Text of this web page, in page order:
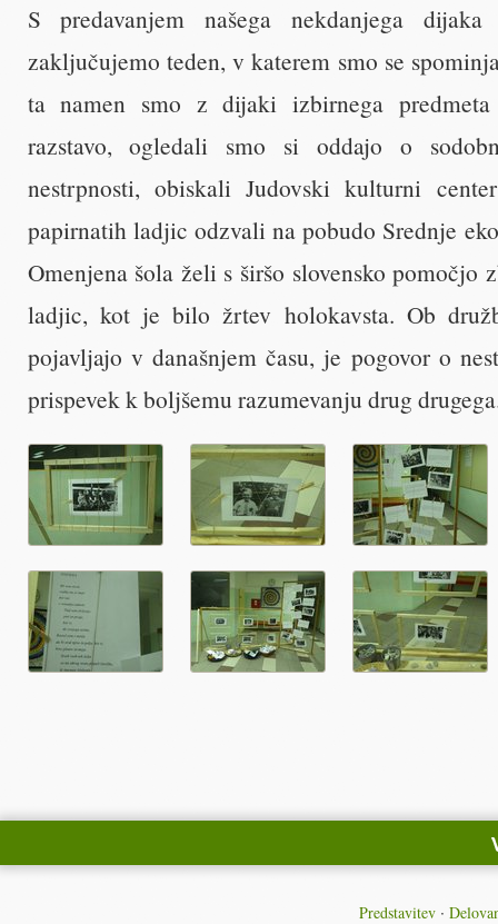
S predavanjem našega nekdanjega
zaključujemo teden, v katerem smo se
ta namen smo z dijaki izbirnega
razstavo, ogledali smo si oddajo o
nestrpnosti, obiskali Judovski kulturni
papirnatih ladjic odzvali na pobudo Srednje
Omenjena šola želi s širšo slovensko pomočjo
ladjic, kot je bilo žrtev holokavsta. Ob
pojavljajo v današnjem času, je pogovor o
prispevek k boljšemu razumevanju drug
Predstavitev